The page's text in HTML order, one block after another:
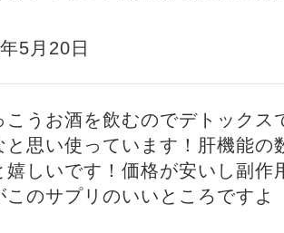
5月20日
こうお酒を飲むのでデトックス
と思い使っています！肝機能の
嬉しいです！価格が安いし副作
このサプリのいいところですよ